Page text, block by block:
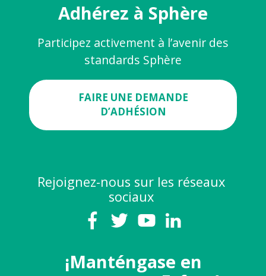
Adhérez à Sphère
Participez activement à l’avenir des
standards Sphère
FAIRE UNE DEMANDE
D’ADHÉSION
Rejoignez-nous sur les réseaux
sociaux
¡Manténgase en